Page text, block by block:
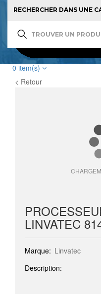
0 item(s)
< Retour
LINVATEC
Marque: Linvatec
Description: